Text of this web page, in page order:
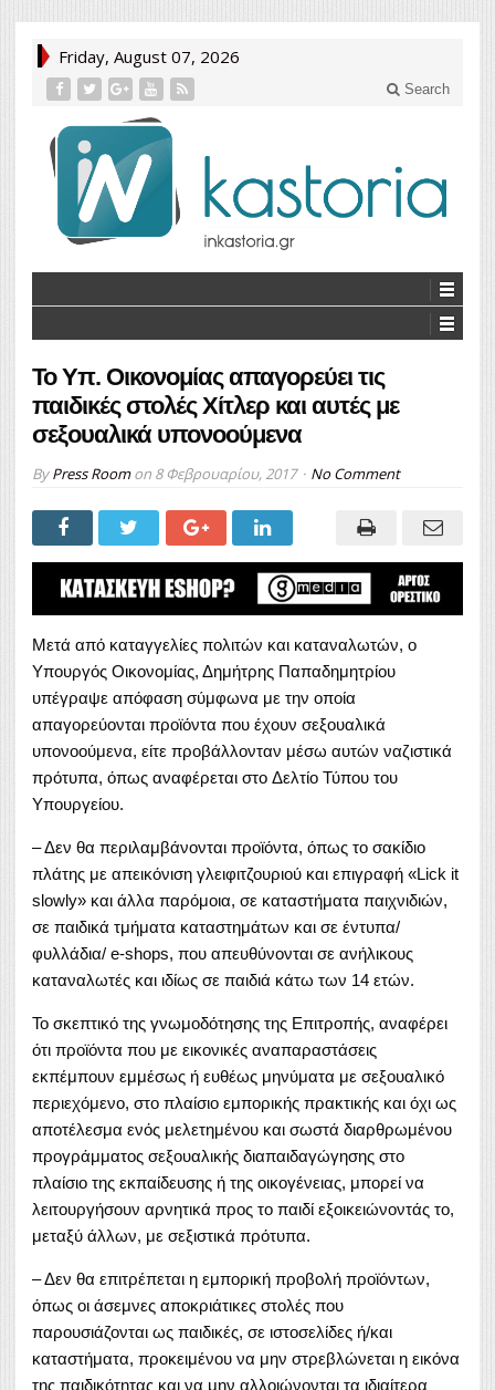
Friday, August 07, 2026
Search
To Yπ. Οικονομίας απαγορεύει τις
παιδικές στολές Χίτλερ και αυτές με
σεξουαλικά υπονοούμενα
ByPress Roomon 8 Φεβρουαρίου, 2017 No Comment
Μετά από καταγγελίες πολιτών και καταναλωτών, ο
Υπουργός Οικονομίας, Δημήτρης Παπαδημητρίου
υπέγραψε απόφαση σύμφωνα με την οποία
απαγορεύονται προϊόντα που έχουν σεξουαλικά
υπονοούμενα, είτε προβάλλονταν μέσω αυτών ναζιστικά
πρότυπα, όπως αναφέρεται στο Δελτίο Τύπου του
Υπουργείου.
– Δεν θα περιλαμβάνονται προϊόντα, όπως το σακίδιο
πλάτης με απεικόνιση γλειφιτζουριού και επιγραφή «Lick it
slowly» και άλλα παρόμοια, σε καταστήματα παιχνιδιών,
σε παιδικά τμήματα καταστημάτων και σε έντυπα/
φυλλάδια/ e-shops, που απευθύνονται σε ανήλικους
καταναλωτές και ιδίως σε παιδιά κάτω των 14 ετών.
Το σκεπτικό της γνωμοδότησης της Επιτροπής, αναφέρει
ότι προϊόντα που με εικονικές αναπαραστάσεις
εκπέμπουν εμμέσως ή ευθέως μηνύματα με σεξουαλικό
περιεχόμενο, στο πλαίσιο εμπορικής πρακτικής και όχι ως
αποτέλεσμα ενός μελετημένου και σωστά διαρθρωμένου
προγράμματος σεξουαλικής διαπαιδαγώγησης στο
πλαίσιο της εκπαίδευσης ή της οικογένειας, μπορεί να
λειτουργήσουν αρνητικά προς το παιδί εξοικειώνοντάς το,
μεταξύ άλλων, με σεξιστικά πρότυπα.
– Δεν θα επιτρέπεται η εμπορική προβολή προϊόντων,
όπως οι άσεμνες αποκριάτικες στολές που
παρουσιάζονται ως παιδικές, σε ιστοσελίδες ή/και
καταστήματα, προκειμένου να μην στρεβλώνεται η εικόνα
της παιδικότητας και να μην αλλοιώνονται τα ιδιαίτερα